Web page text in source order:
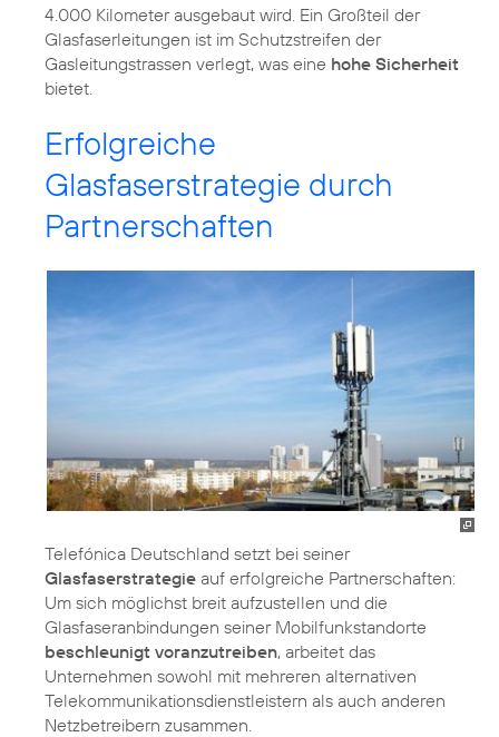
4.000 Kilometer ausgebaut wird. Ein Großteil der
Glasfaserleitungen ist im Schutzstreifen der
Gasleitungstrassen verlegt, was eine hohe Sicherheit
bietet.
Erfolgreiche
Glasfaserstrategie durch
Partnerschaften
Telefónica Deutschland setzt bei seiner
Glasfaserstrategie auf erfolgreiche Partnerschaften:
Um sich möglichst breit aufzustellen und die
Glasfaseranbindungen seiner Mobilfunkstandorte
beschleunigt voranzutreiben, arbeitet das
Unternehmen sowohl mit mehreren alternativen
Telekommunikationsdienstleistern als auch anderen
Netzbetreibern zusammen.